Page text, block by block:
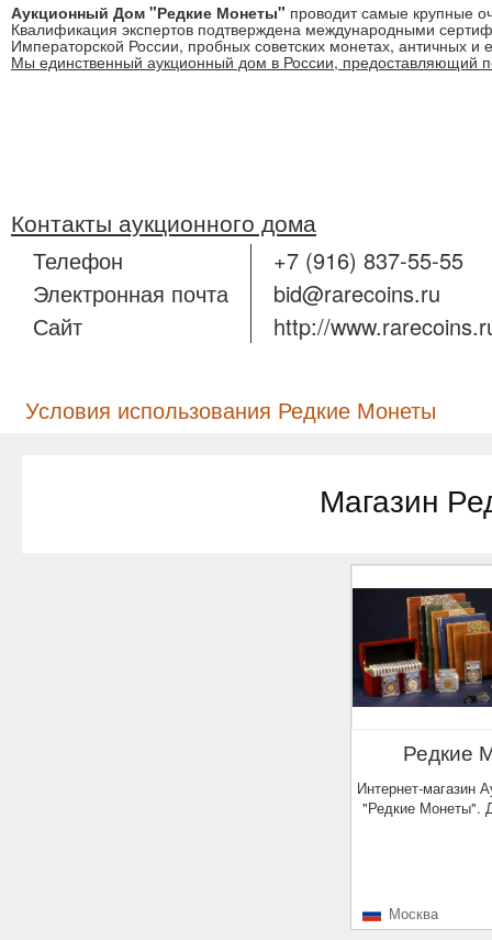
Аукционный Дом "Редкие Монеты" проводит самые крупные
Квалификация экспертов подтверждена международными
Императорской России, пробных советских монетах, античных и
Мы единственный аукционный дом в России, предоставляющий
Контакты аукционного дома
Телефон
Электронная почта
Сайт
+7 (916) 837-55-55
bid@rarecoins.ru
http://
Условия использования Редкие Монеты
Магазин
Редкие
Интернет-магазин Аукционного Дома
"Редкие Монеты".
Москва